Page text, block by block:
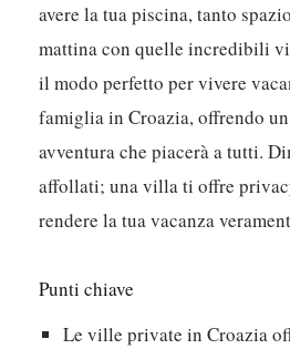
avere la tua piscina, tanto
mattina con quelle incredibili
il modo perfetto per vivere
famiglia in Croazia, offrendo
avventura che piacerà a tutti.
affollati; una villa ti offre
rendere la tua vacanza
Punti chiave
Le ville private in Croazia